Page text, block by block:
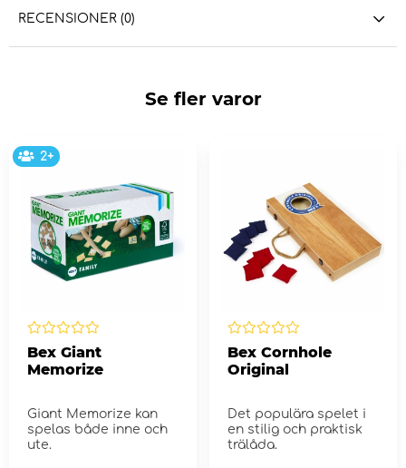
RECENSIONER (0)
Se fler varor
2+
Bex Giant
Memorize
Giant Memorize kan
spelas både inne och
ute.
Bex Cornhole
Original
Det populära spelet i
en stilig och praktisk
trälåda.